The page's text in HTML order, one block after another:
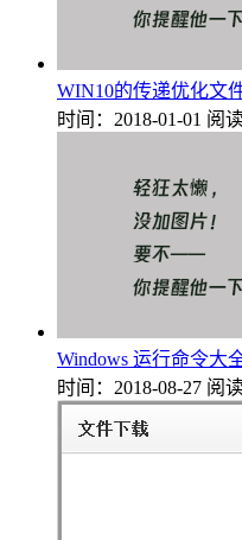
WIN10的传递优化文
时间：2018-01-01 阅
Windows 运行命令大
时间：2018-08-27 阅